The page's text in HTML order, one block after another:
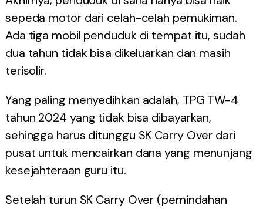
sepeda motor dari celah-celah pemukiman.
Ada tiga mobil penduduk di tempat itu, sudah
dua tahun tidak bisa dikeluarkan dan masih
terisolir.
Yang paling menyedihkan adalah, TPG TW-4
tahun 2024 yang tidak bisa dibayarkan,
sehingga harus ditunggu SK Carry Over dari
pusat untuk mencairkan dana yang menunjang
kesejahteraan guru itu.
Setelah turun SK Carry Over (pemindahan